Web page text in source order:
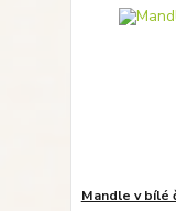
Mandle v bílé